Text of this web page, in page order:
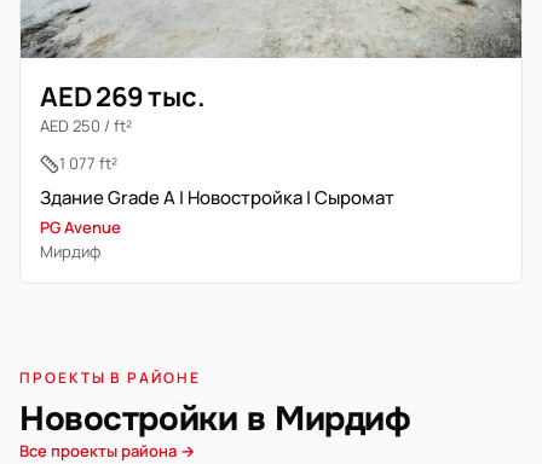
AED 269 тыс.
AED 250 / ft²
1 077 ft²
Здание Grade A | Новостройка | Сыромат
PG Avenue
Мирдиф
ПРОЕКТЫ В РАЙОНЕ
Новостройки в Мирдиф
Все проекты района →